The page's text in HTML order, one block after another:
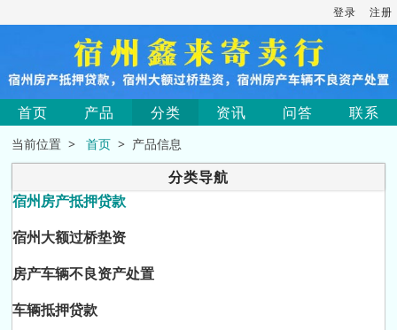
登录 注册
首页 产品 分类 资讯 问答 联系
当前位置 >首页 > 产品信息
分类导航
宿州房产抵押贷款
宿州大额过桥垫资
房产车辆不良资产处置
车辆抵押贷款